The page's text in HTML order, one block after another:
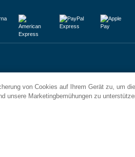
von Cookies auf Ihrem Gerät zu, um die
unsere Marketingbemühungen zu